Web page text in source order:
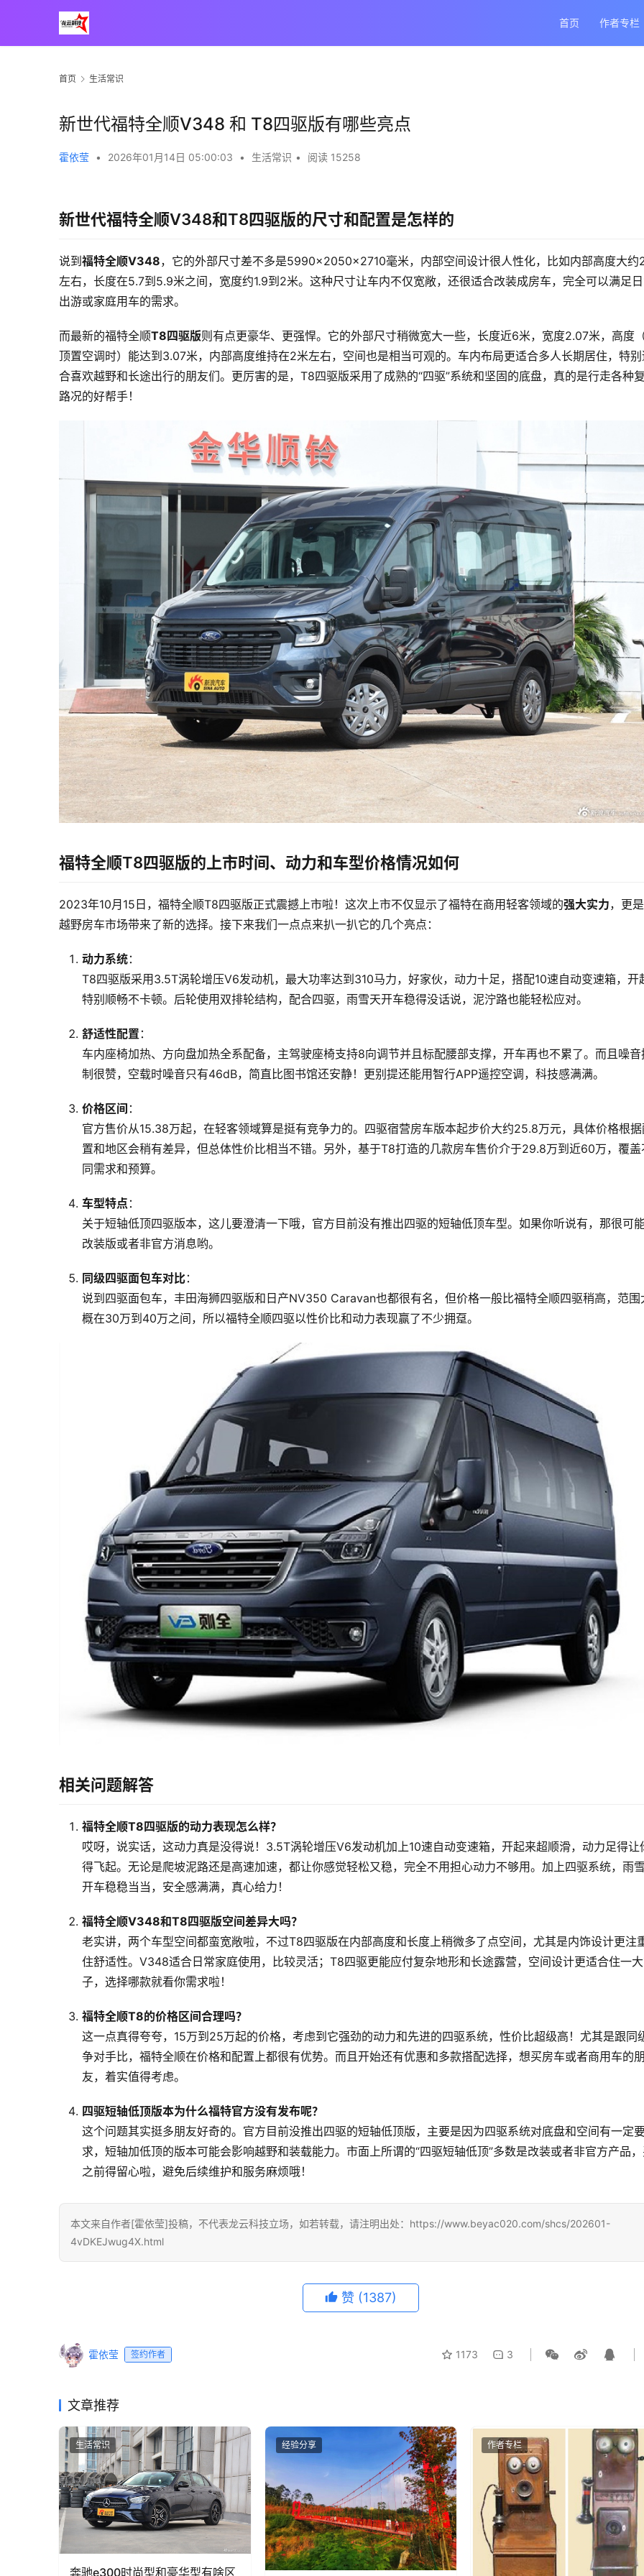
首页 作者专栏
首页 生活常识
新世代福特全顺V348 和 T8四驱版有哪些亮点
霍依莹 • 2026年01月14日 05:00:03 • 生活常识 • 阅读 15258
新世代福特全顺V348和T8四驱版的尺寸和配置是怎样的
说到 福特全顺V348，它的外部尺寸差不多是5990×2050×2710毫米，内部空间设计很人性化，比如内部高度大约
左右，长度在5.7到5.9米之间，宽度约1.9到2米。这种尺寸让车内不仅宽敞，还很适合改装成房车，完全可以满足
出游或家庭用车的需求。
而最新的福特全顺T8四驱版则有点更豪华、更强悍。它的外部尺寸稍微宽大一些，长度近6米，宽度2.07米，高度
顶置空调时）能达到3.07米，内部高度维持在2米左右，空间也是相当可观的。车内布局更适合多人长期居住，特
合喜欢越野和长途出行的朋友们。更厉害的是，T8四驱版采用了成熟的“四驱”系统和坚固的底盘，真的是行走各种
路况的好帮手！
福特全顺T8四驱版的上市时间、动力和车型价格情况如何
2023年10月15日，福特全顺T8四驱版正式震撼上市啦！这次上市不仅显示了福特在商用轻客领域的强大实力，更
越野房车市场带来了新的选择。接下来我们一点点来扒一扒它的几个亮点：
动力系统：
T8四驱版采用3.5T涡轮增压V6发动机，最大功率达到310马力，好家伙，动力十足，搭配10速自动变速箱，开
特别顺畅不卡顿。后轮使用双排轮结构，配合四驱，雨雪天开车稳得没话说，泥泞路也能轻松应对。
舒适性配置 ：
车内座椅加热、方向盘加热全系配备，主驾驶座椅支持8向调节并且标配腰部支撑，开车再也不累了。而且噪音
制很赞，空载时噪音只有46dB，简直比图书馆还安静！更别提还能用智行APP遥控空调，科技感满满。
价格区间 ：
官方售价从15.38万起，在轻客领域算是挺有竞争力的。四驱宿营房车版本起步价大约25.8万元，具体价格根
置和地区会稍有差异，但总体性价比相当不错。另外，基于T8打造的几款房车售价介于29.8万到近60万，覆盖
同需求和预算。
车型特点 ：
关于短轴低顶四驱版本，这儿要澄清一下哦，官方目前没有推出四驱的短轴低顶车型。如果你听说有，那很可
改装版或者非官方消息哟。
同级四驱面包车对比：
说到四驱面包车，丰田海狮四驱版和日产NV350 Caravan也都很有名，但价格一般比福特全顺四驱稍高，范围
概在30万到40万之间，所以福特全顺四驱以性价比和动力表现赢了不少拥趸。
相关问题解答
福特全顺T8四驱版的动力表现怎么样？
哎呀，说实话，这动力真是没得说！3.5T涡轮增压V6发动机加上10速自动变速箱，开起来超顺滑，动力足得让
得飞起。无论是爬坡泥路还是高速加速，都让你感觉轻松又稳，完全不用担心动力不够用。加上四驱系统，雨
开车稳稳当当，安全感满满，真心给力！
福特全顺V348和T8四驱版空间差异大吗？
老实讲，两个车型空间都蛮宽敞啦，不过T8四驱版在内部高度和长度上稍微多了点空间，尤其是内饰设计更注
住舒适性。V348适合日常家庭使用，比较灵活；T8四驱更能应付复杂地形和长途露营，空间设计更适合住一
子，选择哪款就看你需求啦！
福特全顺T8的价格区间合理吗？
这一点真得夸夸，15万到25万起的价格，考虑到它强劲的动力和先进的四驱系统，性价比超级高！尤其是跟同
争对手比，福特全顺在价格和配置上都很有优势。而且开始还有优惠和多款搭配选择，想买房车或者商用车的朋
友，着实值得考虑。
四驱短轴低顶版本为什么福特官方没有发布呢？
这个问题其实挺多朋友好奇的。官方目前没推出四驱的短轴低顶版，主要是因为四驱系统对底盘和空间有一定
求，短轴加低顶的版本可能会影响越野和装载能力。市面上所谓的“四驱短轴低顶”多数是改装或者非官方产品
之前得留心啦，避免后续维护和服务麻烦哦！
本文来自作者[霍依莹]投稿，不代表龙云科技立场，如若转载，请注明出处：https://www.beyac020.com/shcs/202601-
4vDKEJwug4X.html
赞 (1387)
霍依莹 签约作者 1173 3
文章推荐
生活常识
奔驰e300时尚型和豪华型有啥区
经验分享 作者专栏